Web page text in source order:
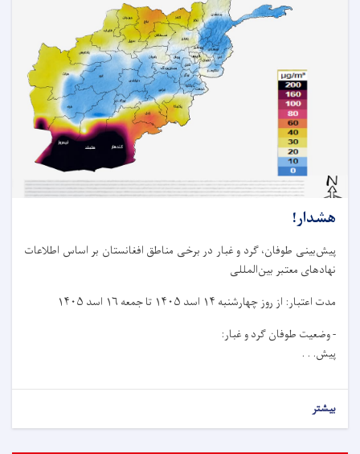
هشدار!
پیش‌بینی طوفان، گرد و غبار در برخی مناطق افغانستان بر اساس اطلاعات
نهادهای معتبر بین‌المللی
مدت اعتبار: از روز چهار‌شنبه ۱۴ اسد ۱۴۰۵ تا جمعه ۱۶ اسد ۱۴۰۵
- وضعیت طوفان گرد و غبار:
پیش. . .
بیشتر